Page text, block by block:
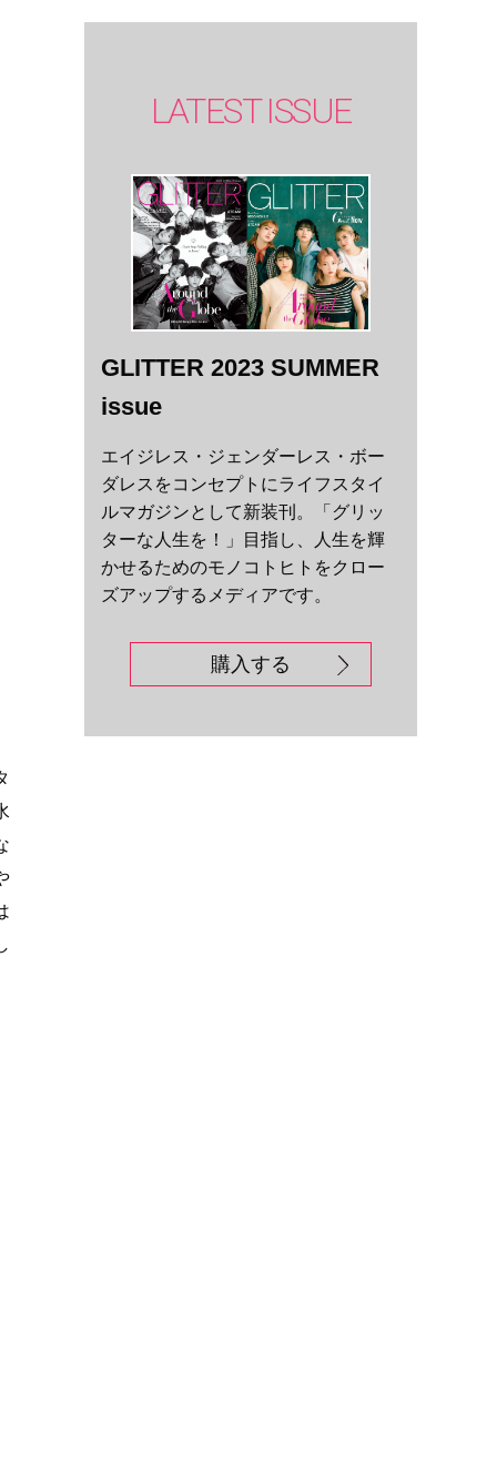
LATEST ISSUE
GLITTER 2023 SUMMER
issue
エイジレス・ジェンダーレス・ボー
ダレスをコンセプトにライフスタイ
ルマガジンとして新装刊。「グリッ
ターな人生を！」目指し、人生を輝
かせるためのモノコトヒトをクロー
ズアップするメディアです。
購入する